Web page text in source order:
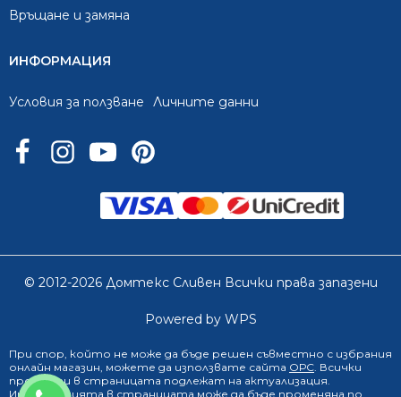
0888 249 719
Връщане и замяна
ИНФОРМАЦИЯ
Условия за ползване Личните данни
© 2012-2026 Домтекс Сливен Всички права запазени
Powered by WPS
При спор, който не може да бъде решен съвместно с избрания
онлайн магазин, можете да използвате сайта ОРС. Всички
продукти в страницата подлежат на актуализация.
Информацията в страницата може да бъде променяна по